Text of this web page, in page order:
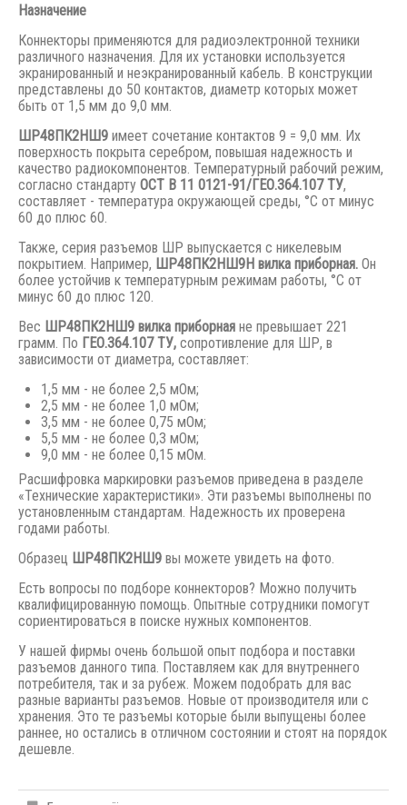
Назначение
Коннекторы применяются для радиоэлектронной техники
различного назначения. Для их установки используется
экранированный и неэкранированный кабель. В конструкции
представлены до 50 контактов, диаметр которых может
быть от 1,5 мм до 9,0 мм.
ШР48ПК2НШ9 имеет сочетание контактов 9 = 9,0 мм. Их
поверхность покрыта серебром, повышая надежность и
качество радиокомпонентов. Температурный рабочий режим,
согласно стандарту ОСТ В 11 0121-91/ГЕО.364.107 ТУ,
составляет - температура окружающей среды, °С от минус
60 до плюс 60.
Также, серия разъемов ШР выпускается с никелевым
покрытием. Например, ШР48ПК2НШ9Н вилка приборная. Он
более устойчив к температурным режимам работы, °С от
минус 60 до плюс 120.
Вес ШР48ПК2НШ9 вилка приборная не превышает 221
грамм. По ГЕО.364.107 ТУ, сопротивление для ШР, в
зависимости от диаметра, составляет:
1,5 мм - не более 2,5 мОм;
2,5 мм - не более 1,0 мОм;
3,5 мм - не более 0,75 мОм;
5,5 мм - не более 0,3 мОм;
9,0 мм - не более 0,15 мОм.
Расшифровка маркировки разъемов приведена в разделе
«Технические характеристики». Эти разъемы выполнены по
установленным стандартам. Надежность их проверена
годами работы.
Образец ШР48ПК2НШ9 вы можете увидеть на фото.
Есть вопросы по подборе коннекторов? Можно получить
квалифицированную помощь. Опытные сотрудники помогут
сориентироваться в поиске нужных компонентов.
У нашей фирмы очень большой опыт подбора и поставки
разъемов данного типа. Поставляем как для внутреннего
потребителя, так и за рубеж. Можем подобрать для вас
разные варианты разъемов. Новые от производителя или с
хранения. Это те разъемы которые были выпущены более
раннее, но остались в отличном состоянии и стоят на порядок
дешевле.